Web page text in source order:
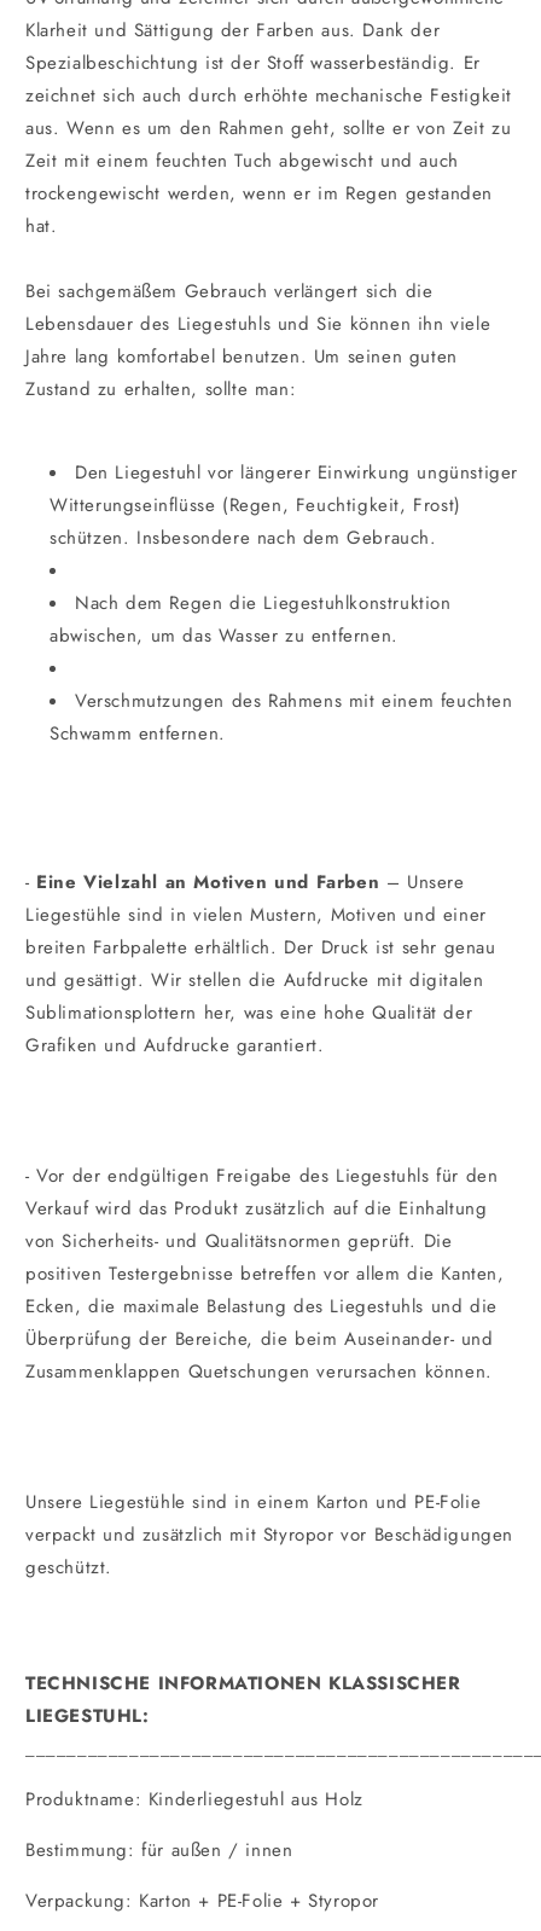
Klarheit und Sättigung der Farben aus. Dank der
Spezialbeschichtung ist der Stoff wasserbeständig. Er
zeichnet sich auch durch erhöhte mechanische Festigkeit
aus. Wenn es um den Rahmen geht, sollte er von Zeit zu
Zeit mit einem feuchten Tuch abgewischt und auch
trockengewischt werden, wenn er im Regen gestanden
hat.
Bei sachgemäßem Gebrauch verlängert sich die
Lebensdauer des Liegestuhls und Sie können ihn viele
Jahre lang komfortabel benutzen. Um seinen guten
Zustand zu erhalten, sollte man:
Den Liegestuhl vor längerer Einwirkung ungünstiger
Witterungseinflüsse (Regen, Feuchtigkeit, Frost)
schützen. Insbesondere nach dem Gebrauch.
Nach dem Regen die Liegestuhlkonstruktion
abwischen, um das Wasser zu entfernen.
Verschmutzungen des Rahmens mit einem feuchten
Schwamm entfernen.
- Eine Vielzahl an Motiven und Farben – Unsere
Liegestühle sind in vielen Mustern, Motiven und einer
breiten Farbpalette erhältlich. Der Druck ist sehr genau
und gesättigt. Wir stellen die Aufdrucke mit digitalen
Sublimationsplottern her, was eine hohe Qualität der
Grafiken und Aufdrucke garantiert.
- Vor der endgültigen Freigabe des Liegestuhls für den
Verkauf wird das Produkt zusätzlich auf die Einhaltung
von Sicherheits- und Qualitätsnormen geprüft. Die
positiven Testergebnisse betreffen vor allem die Kanten,
Ecken, die maximale Belastung des Liegestuhls und die
Überprüfung der Bereiche, die beim Auseinander- und
Zusammenklappen Quetschungen verursachen können.
Unsere Liegestühle sind in einem Karton und PE-Folie
verpackt und zusätzlich mit Styropor vor Beschädigungen
geschützt.
TECHNISCHE INFORMATIONEN KLASSISCHER
LIEGESTUHL:
Produktname: Kinderliegestuhl aus Holz
Bestimmung: für außen / innen
Verpackung: Karton + PE-Folie + Styropor